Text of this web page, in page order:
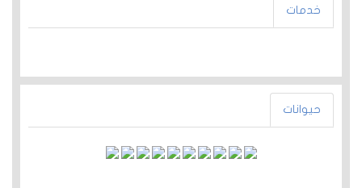
خدمات
حيوانات